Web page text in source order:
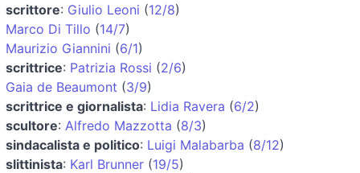
scrittore: Giulio Leoni (12/8)
Marco Di Tillo (14/7)
Maurizio Giannini (6/1)
scrittrice: Patrizia Rossi (2/6)
Gaia de Beaumont (3/9)
scrittrice e giornalista: Lidia Ravera (6/2)
scultore: Alfredo Mazzotta (8/3)
sindacalista e politico: Luigi Malabarba (8/12)
slittinista: Karl Brunner (19/5)